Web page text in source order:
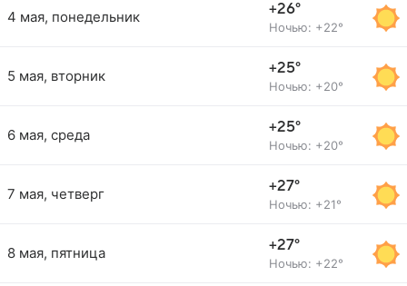
4 мая, понедельник +26°
Ночью: +22°
5 мая, вторник +25°
Ночью: +20°
6 мая, среда +25°
Ночью: +20°
7 мая, четверг +27°
Ночью: +21°
8 мая, пятница +27°
Ночью: +22°